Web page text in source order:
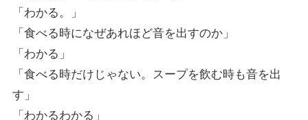
「わかる。」
「食べる時になぜあれほど音を出すのか」
「わかる」
「食べる時だけじゃない。スープを飲む時も音を出
す」
「わかるわかる」